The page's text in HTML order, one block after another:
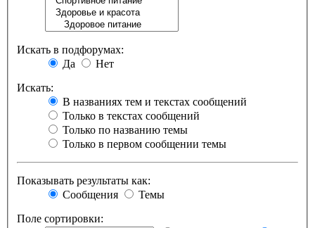
Искать в подфорумах:
Да
Нет
Искать:
В названиях тем и текстах сообщений
Только в текстах сообщений
Только по названию темы
Только в первом сообщении темы
Показывать результаты как:
Сообщения
Темы
Поле сортировки: